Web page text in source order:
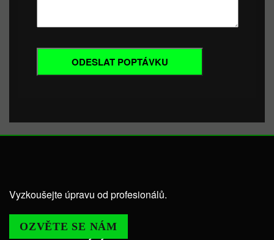
Vyzkoušejte úpravu od profesionálů.
OZVĚTE SE NÁM